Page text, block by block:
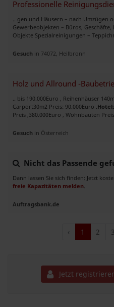
.. gen und Häusern – nach Umzügen
Gewerbeobjekten – Büros, Geschäfte,
Objekte Spezialreinigungen –
Gesuch in 74072, Heilbronn
Holz und Allround -
.. bis 190.000Euro , Reihenhäuser
Carport30m2 Preis: 90.000Euro .Hotel
Preis ,380.000Euro , Wohnbauten
Gesuch in Österreich
Nicht das Passende
Dann lassen Sie sich finden: Jetzt
freie Kapazitäten melden.
Auftragsbank.de
‹ 1 2 3
Jetzt